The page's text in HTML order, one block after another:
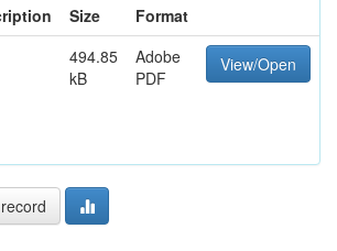
Size
Format
494.85
kB
Adobe
PDF
View/Open